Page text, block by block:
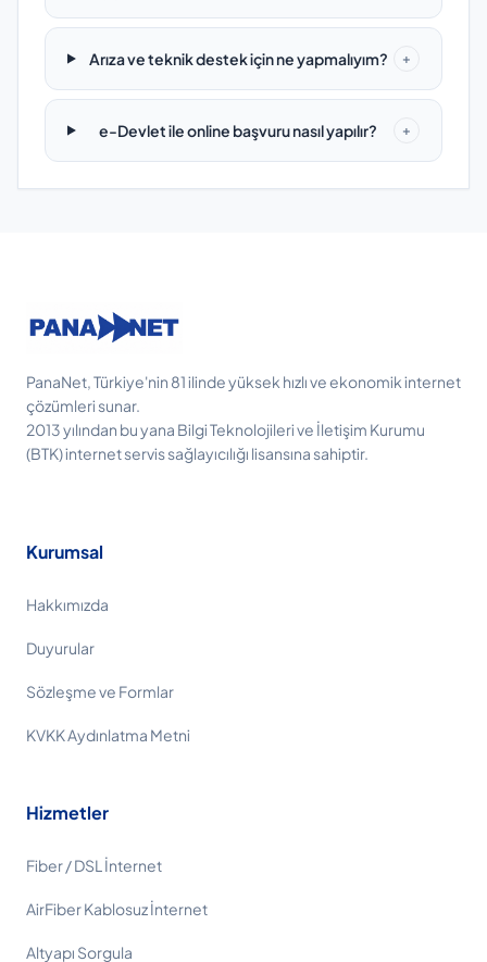
Arıza ve teknik destek için ne yapmalıyım? +
e-Devlet ile online başvuru nasıl yapılır? +
PanaNet, Türkiye'nin 81 ilinde yüksek hızlı ve ekonomik internet
çözümleri sunar.
2013 yılından bu yana Bilgi Teknolojileri ve İletişim Kurumu
(BTK) internet servis sağlayıcılığı lisansına sahiptir.
Kurumsal
Hakkımızda
Duyurular
Sözleşme ve Formlar
KVKK Aydınlatma Metni
Hizmetler
Fiber / DSL İnternet
AirFiber Kablosuz İnternet
Altyapı Sorgula